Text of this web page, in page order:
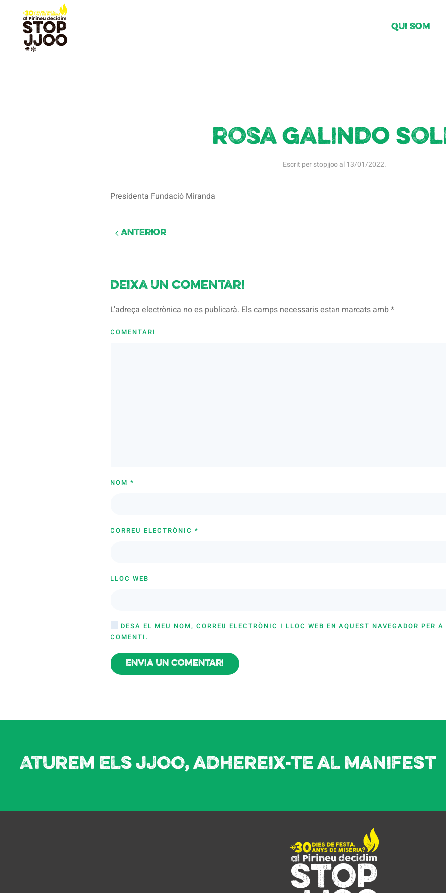
Qui Som
Rosa Galindo
Escrit perstopjjooal13/01/2022.
Presidenta Fundació Miranda
Anterior
Deixa un comentari
L'adreça electrònica no es publicarà. Els camps necessaris estan marcats amb*
COMENTARI
NOM *
CORREU ELECTRÒNIC *
LLOC WEB
DESA EL MEU NOM, CORREU ELECTRÒNIC I LLOC WEB EN AQUEST NAVEGADOR PER
COMENTI.
Envia un comentari
Aturem els JJOO, adhereix-te al manifest